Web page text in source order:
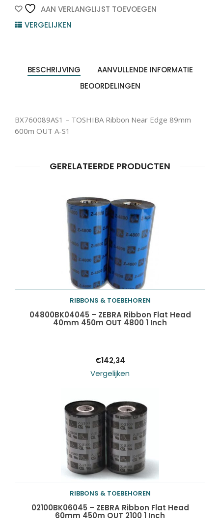
89mm
600m
OUT
AAN VERLANGLIJST TOEVOEGEN
VERGELIJKEN
BESCHRIJVING
AANVULLENDE INFORMATIE
BEOORDELINGEN
BX760089AS1 – TOSHIBA Ribbon Near Edge 89mm
600m OUT A-S1
GERELATEERDE PRODUCTEN
Toevoegen aan
RIBBONS & TOEBEHOREN
04800BK04045 – ZEBRA Ribbon Flat Head
40mm 450m OUT 4800 1 Inch
€142,34
Vergelijken
Toevoegen aan
RIBBONS & TOEBEHOREN
02100BK06045 – ZEBRA Ribbon Flat Head
60mm 450m OUT 2100 1 Inch
Producten
zoeken ZOEKEN